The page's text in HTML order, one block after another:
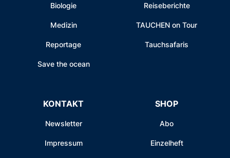
Biologie
Medizin
Reportage
Save the ocean
Reiseberichte
TAUCHEN on Tour
Tauchsafaris
KONTAKT
Newsletter
Impressum
SHOP
Abo
Einzelheft